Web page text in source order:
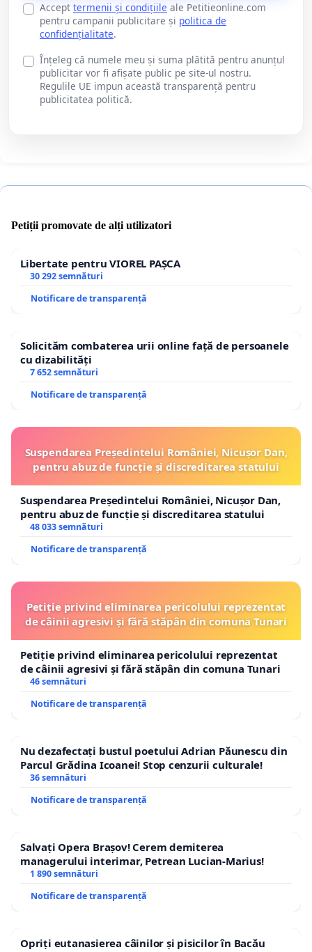
Accept termenii și condițiile ale Petitieonline.com
pentru campanii publicitare și politica de
confidențialitate.
Înțeleg că numele meu și suma plătită pentru anunțul
publicitar vor fi afișate public pe site-ul nostru.
Regulile UE impun această transparență pentru
publicitatea politică.
Petiții promovate de alți utilizatori
Libertate pentru VIOREL PAȘCA
30 292 semnături
Notificare de transparență
Solicităm combaterea urii online față de persoanele
cu dizabilități
7 652 semnături
Notificare de transparență
Suspendarea Președintelui României, Nicușor Dan,
pentru abuz de funcție și discreditarea statului
Suspendarea Președintelui României, Nicușor Dan,
pentru abuz de funcție și discreditarea statului
48 033 semnături
Notificare de transparență
Petiție privind eliminarea pericolului reprezentat
de câinii agresivi și fără stăpân din comuna Tunari
Petiție privind eliminarea pericolului reprezentat
de câinii agresivi și fără stăpân din comuna Tunari
46 semnături
Notificare de transparență
Nu dezafectați bustul poetului Adrian Păunescu din
Parcul Grădina Icoanei! Stop cenzurii culturale!
36 semnături
Notificare de transparență
Salvați Opera Brașov! Cerem demiterea
managerului interimar, Petrean Lucian-Marius!
1 890 semnături
Notificare de transparență
Opriți eutanasierea câinilor și pisicilor în Bacău